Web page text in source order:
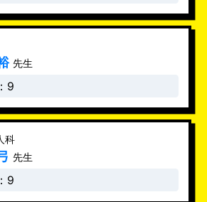
先生
9
科
先生
9